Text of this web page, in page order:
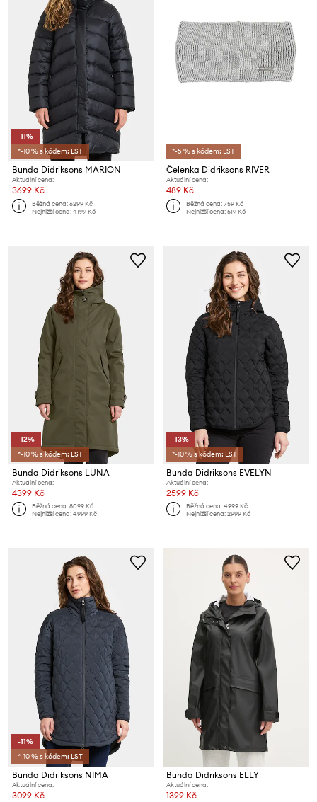
-11%
*-10 % s kódem: LST
Bunda Didriksons MARION
Aktuální cena:
3699 Kč
Běžná cena:6299 Kč
Nejnižší cena:4199 Kč
*-5 % s kódem: LST
Čelenka Didriksons RIVER
Aktuální cena:
489 Kč
Běžná cena:759 Kč
Nejnižší cena:519 Kč
-12%
*-10 % s kódem: LST
Bunda Didriksons LUNA
Aktuální cena:
4399 Kč
Běžná cena:8099 Kč
Nejnižší cena:4999 Kč
-13%
*-10 % s kódem: LST
Bunda Didriksons EVELYN
Aktuální cena:
2599 Kč
Běžná cena:4999 Kč
Nejnižší cena:2999 Kč
-11%
*-10 % s kódem: LST
Bunda Didriksons NIMA
Aktuální cena:
3099 Kč
Bunda Didriksons ELLY
Aktuální cena:
1399 Kč